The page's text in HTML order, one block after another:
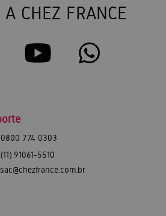
CHEZ FRANCE
0800 774 0303
(11) 91061-5510
sac@chezfrance.com.br